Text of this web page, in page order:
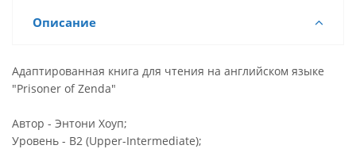
Описание
Адаптированная книга для чтения на английском языке
"Prisoner of Zenda"
Автор - Энтони Хоуп;
Уровень - B2 (Upper-Intermediate);